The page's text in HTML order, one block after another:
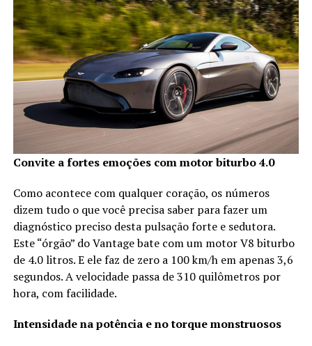
Convite a fortes emoções com motor biturbo 4.0
Como acontece com qualquer coração, os números
dizem tudo o que você precisa saber para fazer um
diagnóstico preciso desta pulsação forte e sedutora.
Este “órgão” do Vantage bate com um motor V8 biturbo
de 4.0 litros. E ele faz de zero a 100 km/h em apenas 3,6
segundos. A velocidade passa de 310 quilômetros por
hora, com facilidade.
Intensidade na potência e no torque monstruosos